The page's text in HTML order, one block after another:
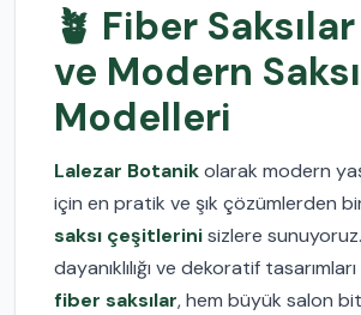
🪴 Fiber
ve Modern Saksı
Modelleri
Lalezar Botanikolarak modern
için en pratik ve şık çözümlerden
saksı çeşitlerinisizlere sunuyoruz.
dayanıklılığı ve dekoratif
fiber saksılar, hem büyük salon